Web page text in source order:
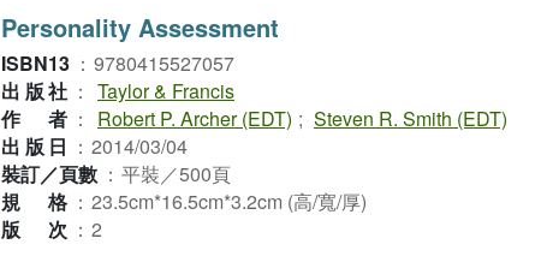
Personality Assessment
ISBN13 ： 9780415527057
出版社 ： Taylor & Francis
作者 ： Robert P. Archer (EDT) ; Steven R. Smith (EDT)
出版日 ： 2014/03/04
裝訂／頁數 ： 平裝／500頁
規格 ： 23.5cm*16.5cm*3.2cm (高/寬/厚)
版次 ： 2